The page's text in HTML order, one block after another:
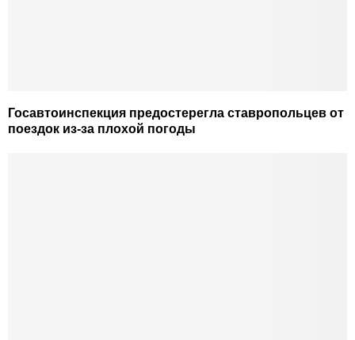
Госавтоинспекция предостерегла ставропольцев от
поездок из-за плохой погоды